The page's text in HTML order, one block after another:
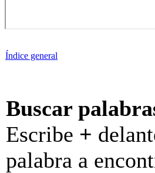
Índice general
Buscar
Escribe +
palabra a